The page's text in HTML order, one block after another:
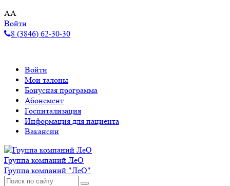
AA
Войти
8 (3846) 62-30-30
Войти
Мои талоны
Бонусная программа
Абонемент
Госпитализация
Информация для пациента
Вакансии
Группа компаний ЛеО
Группа компаний "ЛеО"